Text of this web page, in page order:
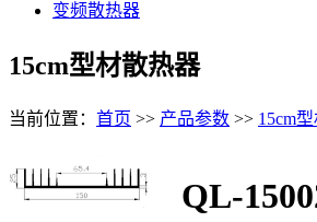
变频散热器
15cm型材散热器
当前位置： 首页 >> 产品参数 >> 15cm
QL-